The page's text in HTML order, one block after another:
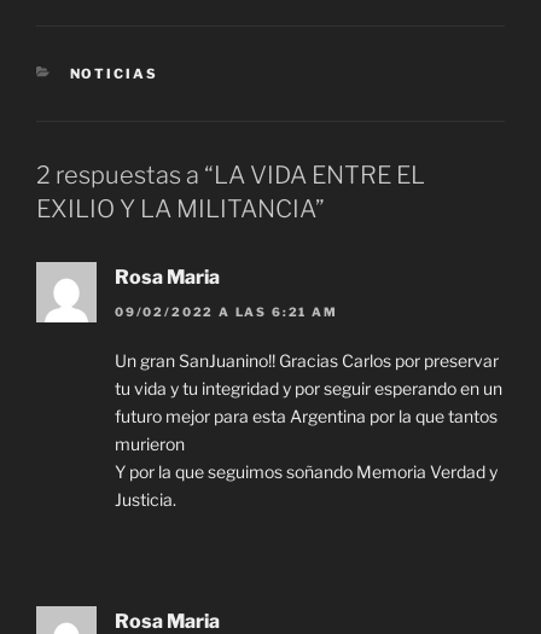
CATEGORÍAS
NOTICIAS
2 respuestas a “LA VIDA ENTRE EL
EXILIO Y LA MILITANCIA”
Rosa Maria
09/02/2022 A LAS 6:21 AM
Un gran SanJuanino!! Gracias Carlos por preservar
tu vida y tu integridad y por seguir esperando en un
futuro mejor para esta Argentina por la que tantos
murieron
Y por la que seguimos soñando Memoria Verdad y
Justicia.
Rosa Maria